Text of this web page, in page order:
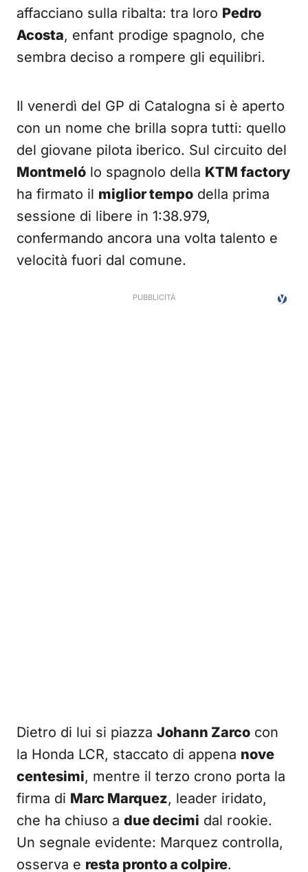
affacciano sulla ribalta: tra loro Pedro
Acosta, enfant prodige spagnolo, che
sembra deciso a rompere gli equilibri.
Il venerdì del GP di Catalogna si è aperto
con un nome che brilla sopra tutti: quello
del giovane pilota iberico. Sul circuito del
Montmeló lo spagnolo della KTM factory
ha firmato il miglior tempo della prima
sessione di libere in 1:38.979,
confermando ancora una volta talento e
velocità fuori dal comune.
Dietro di lui si piazza Johann Zarco con
la Honda LCR, staccato di appena nove
centesimi, mentre il terzo crono porta la
firma di Marc Marquez, leader iridato,
che ha chiuso a due decimi dal rookie.
Un segnale evidente: Marquez controlla,
osserva e resta pronto a colpire.